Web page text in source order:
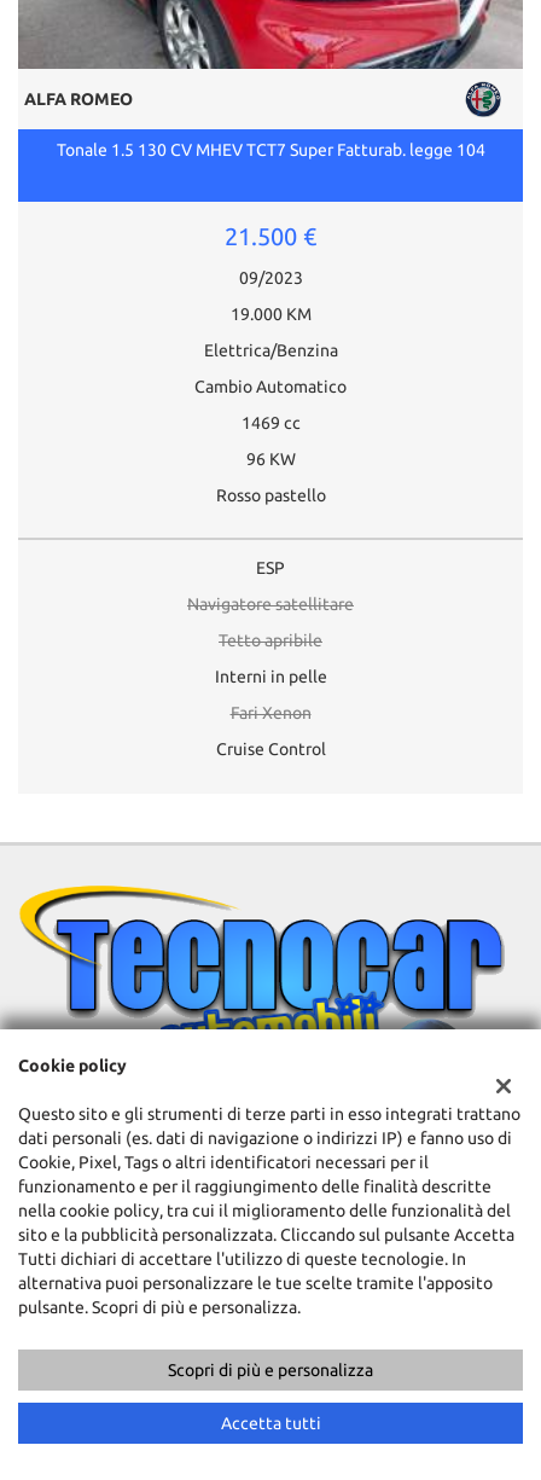
ALFA ROMEO
Tonale 1.5 130 CV MHEV TCT7 Super Fatturab. legge 104
21.500 €
09/2023
19.000 KM
Elettrica/Benzina
Cambio Automatico
1469 cc
96 KW
Rosso pastello
ESP
Navigatore satellitare
Tetto apribile
Interni in pelle
Fari Xenon
Cruise Control
Sede di Tivoli Terme
Via Nazionale Tiburtina, Km 21,800
00011 Tivoli Terme (RM)
Telefono:
+39 0774 378915
Cellulare:
+39 335 740 2341
Fax:
+39 335 369 636
Dati fiscali:
Cookie policy
Questo sito e gli strumenti di terze parti in esso integrati trattano
dati personali (es. dati di navigazione o indirizzi IP) e fanno uso di
Cookie, Pixel, Tags o altri identificatori necessari per il
funzionamento e per il raggiungimento delle finalità descritte
nella cookie policy, tra cui il miglioramento delle funzionalità del
sito e la pubblicità personalizzata. Cliccando sul pulsante Accetta
Tutti dichiari di accettare l'utilizzo di queste tecnologie. In
alternativa puoi personalizzare le tue scelte tramite l'apposito
pulsante. Scopri di più e personalizza.
Scopri di più e personalizza
Accetta tutti